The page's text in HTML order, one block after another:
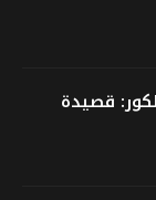
قصيدة